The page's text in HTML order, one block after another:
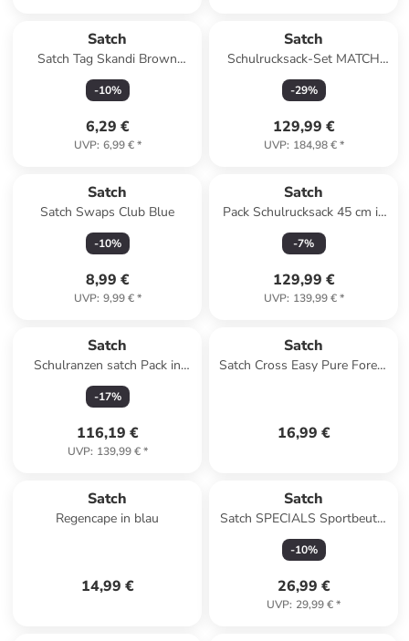
Satch
Satch Tag Skandi Brown
braun
-10%
6,29 €
UVP: 6,99 €*
Satch
Schulrucksack-Set MATCH
Purple Phantom 2-teilig in
Schwarz
-29%
129,99 €
UVP: 184,98 €*
Satch
Satch Swaps Club Blue
-10%
8,99 €
UVP: 9,99 €*
Satch
Pack Schulrucksack 45 cm in
crazy twist
-7%
129,99 €
UVP: 139,99 €*
Satch
Schulranzen satch Pack in
Vibrant Blue
-17%
116,19 €
UVP: 139,99 €*
Satch
Satch Cross Easy Pure Forest
16,99 €
Satch
Regencape in blau
14,99 €
Satch
Satch SPECIALS Sportbeutel
Colourful Mind
-10%
26,99 €
UVP: 29,99 €*